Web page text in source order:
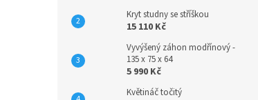
Kryt studny se stříškou
15 110 Kč
Vyvýšený záhon modřínový -
135 x 75 x 64
5 990 Kč
Květináč točitý